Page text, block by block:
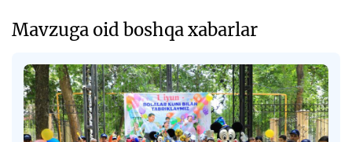
Mavzuga oid boshqa xabarlar